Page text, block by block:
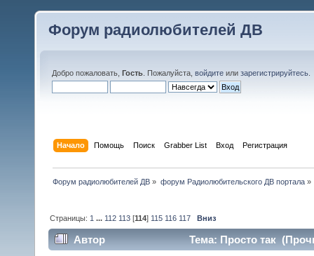
Форум радиолюбителей ДВ
Добро пожаловать, Гость . Пожалуйста, войдите или зарегистрируйтесь
Начало Помощь Поиск Grabber List Вход Регистрация
Форум радиолюбителей ДВ » форум Радиолюбительского ДВ портала»
Страницы: 1 ... 112 113 [114] 115 116 117 Вниз
Автор Тема: Просто так